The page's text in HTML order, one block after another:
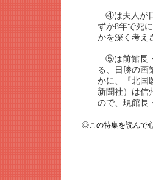
④は夫人が
ずか8年で死
かを深く考え
⑤は前館長
る、日勝の画
かに、『北
新聞社）は信
ので、現館長
◎この特集を読んで